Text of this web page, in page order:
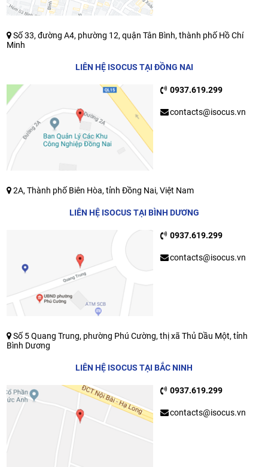
Số 33, đường A4, phường 12, quận Tân Bình, thành phố Hồ Chí
Minh
LIÊN HỆ ISOCUS TẠI ĐỒNG NAI
0937.619.299
contacts@isocus.vn
2A, Thành phố Biên Hòa, tỉnh Đồng Nai, Việt Nam
LIÊN HỆ ISOCUS TẠI BÌNH DƯƠNG
0937.619.299
contacts@isocus.vn
Số 5 Quang Trung, phường Phú Cường, thị xã Thủ Dầu Một, tỉnh
Bình Dương
LIÊN HỆ ISOCUS TẠI BẮC NINH
0937.619.299
contacts@isocus.vn